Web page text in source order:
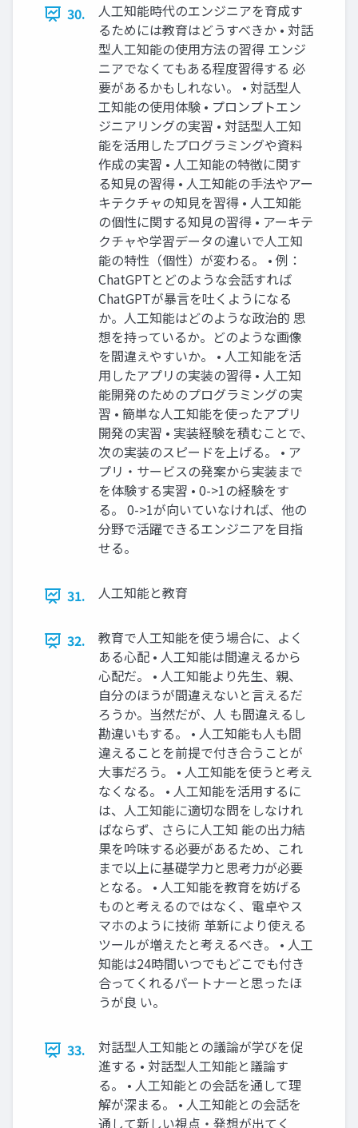
30.
人工知能時代のエンジニアを育成す
るためには教育はどうすべきか • 対話
型人工知能の使用方法の習得 エンジ
ニアでなくてもある程度習得する 必
要があるかもしれない。 • 対話型人
工知能の使用体験 • プロンプトエン
ジニアリングの実習 • 対話型人工知
能を活用したプログラミングや資料
作成の実習 • 人工知能の特徴に関す
る知見の習得 • 人工知能の手法やアー
キテクチャの知見を習得 • 人工知能
の個性に関する知見の習得 • アーキテ
クチャや学習データの違いで人工知
能の特性（個性）が変わる。 • 例：
ChatGPTとどのような会話すれば
ChatGPTが暴言を吐くようになる
か。人工知能はどのような政治的 思
想を持っているか。どのような画像
を間違えやすいか。 • 人工知能を活
用したアプリの実装の習得 • 人工知
能開発のためのプログラミングの実
習 • 簡単な人工知能を使ったアプリ
開発の実習 • 実装経験を積むことで、
次の実装のスピードを上げる。 • ア
プリ・サービスの発案から実装まで
を体験する実習 • 0->1の経験をす
る。 0->1が向いていなければ、他の
分野で活躍できるエンジニアを目指
せる。
31. 人工知能と教育
32.
教育で人工知能を使う場合に、よく
ある心配 • 人工知能は間違えるから
心配だ。 • 人工知能より先生、親、
自分のほうが間違えないと言えるだ
ろうか。当然だが、人 も間違えるし
勘違いもする。 • 人工知能も人も間
違えることを前提で付き合うことが
大事だろう。 • 人工知能を使うと考え
なくなる。 • 人工知能を活用するに
は、人工知能に適切な問をしなけれ
ばならず、さらに人工知 能の出力結
果を吟味する必要があるため、これ
まで以上に基礎学力と思考力が必要
となる。 • 人工知能を教育を妨げる
ものと考えるのではなく、電卓やス
マホのように技術 革新により使える
ツールが増えたと考えるべき。 • 人工
知能は24時間いつでもどこでも付き
合ってくれるパートナーと思ったほ
うが良 い。
33.
対話型人工知能との議論が学びを促
進する • 対話型人工知能と議論す
る。 • 人工知能との会話を通して理
解が深まる。 • 人工知能との会話を
通して新しい視点・発想が出てく